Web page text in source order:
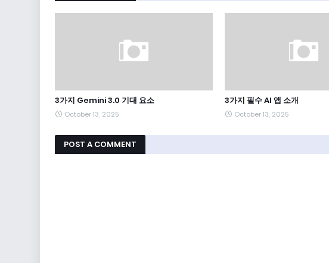
3가지 Gemini 3.0 기대 요소
October 13, 2025
3가지 필수 AI 앱 소개
October 13, 2025
POST A COMMENT